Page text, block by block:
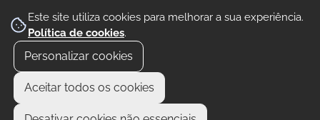
Este site utiliza cookies para melhorar a sua experiência.
Política de cookies.
Personalizar cookies
Aceitar todos os cookies